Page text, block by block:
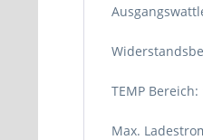
TEMP Bereich:
Max.